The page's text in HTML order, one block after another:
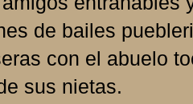
de bailes
con el abuelo
sus nietas.